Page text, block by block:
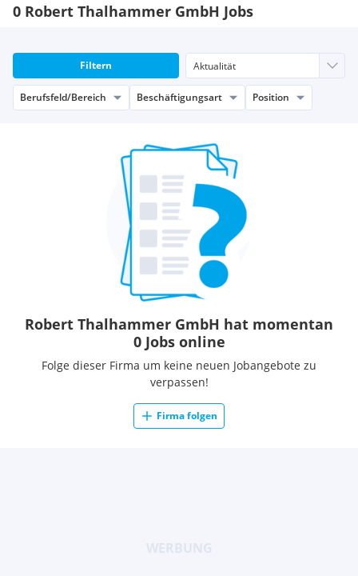
umgewandelt werden.
0 Robert Thalhammer GmbH Jobs
Filtern
Berufsfeld/Bereich Beschäftigungsart Position
Robert Thalhammer GmbH hat momentan
0 Jobs online
Folge dieser Firma um keine neuen Jobangebote zu
verpassen!
Firma folgen